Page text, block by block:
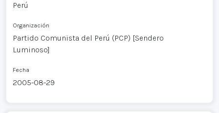
Perú
Organización
Partido Comunista del Perú (PCP) [Sendero
Luminoso]
Fecha
2005-08-29